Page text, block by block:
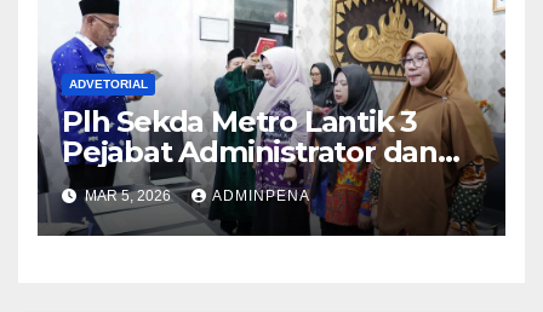
ADVETORIAL
Plh Sekda Metro Lantik 3
Pejabat Administrator dan
Pengawas
MAR 5, 2026 ADMINPENA